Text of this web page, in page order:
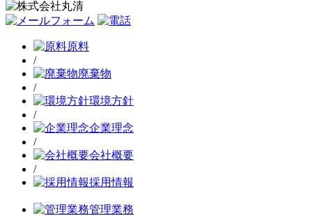
原料
/
廃棄物
/
環境方針
/
企業理念
/
会社概要
/
採用情報
管理業務